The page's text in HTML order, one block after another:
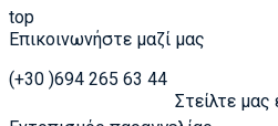
top
Επικοινωνήστε μαζί μας
(+30 )694 265 63 44
Στείλτε μας